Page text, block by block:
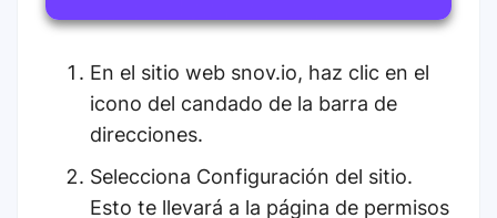
En el sitio web snov.io, haz clic en el
icono del candado de la barra de
direcciones.
Selecciona Configuración del sitio.
Esto te llevará a la página de permisos